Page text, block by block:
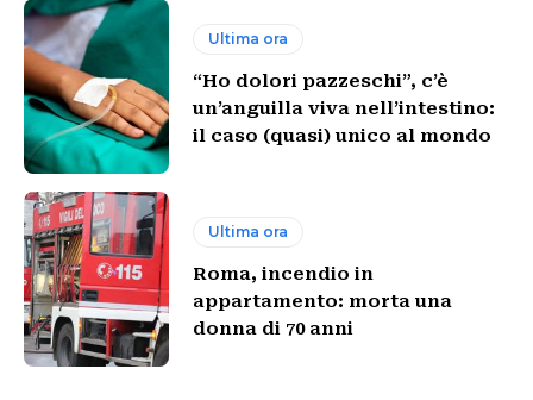
Ultima ora
“Ho dolori pazzeschi”, c’è
un’anguilla viva nell’intestino:
il caso (quasi) unico al mondo
Ultima ora
Roma, incendio in
appartamento: morta una
donna di 70 anni